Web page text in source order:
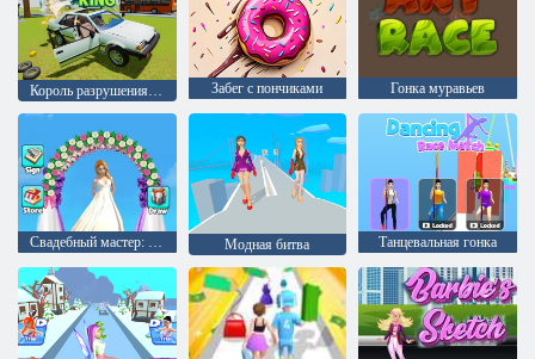
Забег с пончиками Гонка муравьев
Свадебный мастер: Гонка по мосту Модная битва Танцевальная гонка